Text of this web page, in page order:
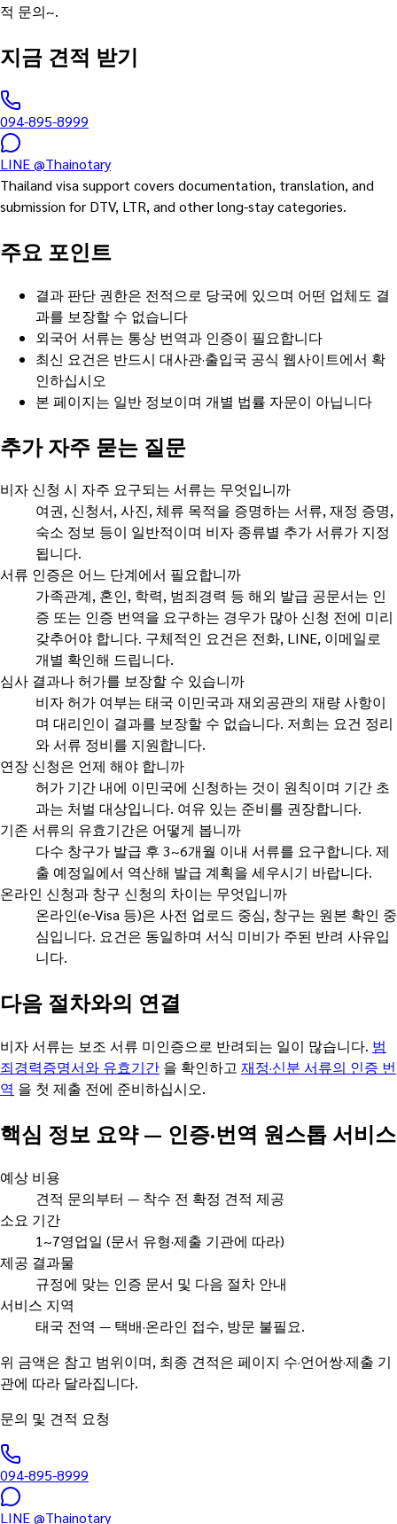
적 문의~.
지금 견적 받기
094-895-8999
LINE@Thainotary
Thailand visa support covers documentation, translation, and
submission for DTV, LTR, and other long-stay categories.
주요 포인트
결과 판단 권한은 전적으로 당국에 있으며 어떤 업체도 결
과를 보장할 수 없습니다
외국어 서류는 통상 번역과 인증이 필요합니다
최신 요건은 반드시 대사관·출입국 공식 웹사이트에서 확
인하십시오
본 페이지는 일반 정보이며 개별 법률 자문이 아닙니다
추가 자주 묻는 질문
비자 신청 시 자주 요구되는 서류는 무엇입니까
여권, 신청서, 사진, 체류 목적을 증명하는 서류, 재정 증명,
숙소 정보 등이 일반적이며 비자 종류별 추가 서류가 지정
됩니다.
서류 인증은 어느 단계에서 필요합니까
가족관계, 혼인, 학력, 범죄경력 등 해외 발급 공문서는 인
증 또는 인증 번역을 요구하는 경우가 많아 신청 전에 미리
갖추어야 합니다. 구체적인 요건은 전화, LINE, 이메일로
개별 확인해 드립니다.
심사 결과나 허가를 보장할 수 있습니까
비자 허가 여부는 태국 이민국과 재외공관의 재량 사항이
며 대리인이 결과를 보장할 수 없습니다. 저희는 요건 정리
와 서류 정비를 지원합니다.
연장 신청은 언제 해야 합니까
허가 기간 내에 이민국에 신청하는 것이 원칙이며 기간 초
과는 처벌 대상입니다. 여유 있는 준비를 권장합니다.
기존 서류의 유효기간은 어떻게 봅니까
다수 창구가 발급 후 3~6개월 이내 서류를 요구합니다. 제
출 예정일에서 역산해 발급 계획을 세우시기 바랍니다.
온라인 신청과 창구 신청의 차이는 무엇입니까
온라인(e-Visa 등)은 사전 업로드 중심, 창구는 원본 확인 중
심입니다. 요건은 동일하며 서식 미비가 주된 반려 사유입
니다.
다음 절차와의 연결
비자 서류는 보조 서류 미인증으로 반려되는 일이 많습니다. 범
죄경력증명서와 유효기간 을 확인하고 재정·신분 서류의 인증 번
역 을 첫 제출 전에 준비하십시오.
핵심 정보 요약— 인증·번역 원스톱 서비스
예상 비용
견적 문의부터 — 착수 전 확정 견적 제공
소요 기간
1~7영업일 (문서 유형·제출 기관에 따라)
제공 결과물
규정에 맞는 인증 문서 및 다음 절차 안내
서비스 지역
태국 전역 — 택배·온라인 접수, 방문 불필요.
위 금액은 참고 범위이며, 최종 견적은 페이지 수·언어쌍·제출 기
관에 따라 달라집니다.
문의 및 견적 요청
094-895-8999
LINE@Thainotary